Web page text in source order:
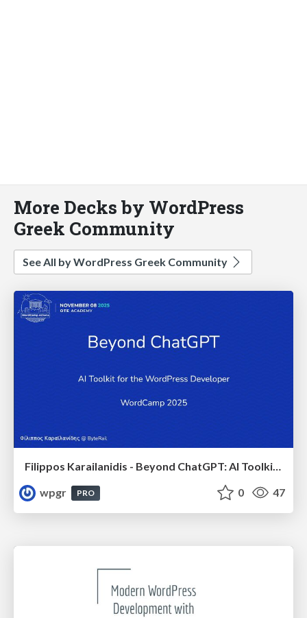
More Decks by WordPress
Greek Community
See All by WordPress Greek Community
Filippos Karailanidis - Beyond ChatGPT: AI Toolkit for the WordPress Developer
wpgr
PRO 0 47